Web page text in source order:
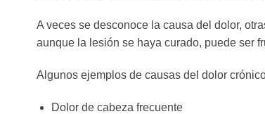
A veces se desconoce la causa del dolor,
aunque la lesión se haya curado, puede ser
Algunos ejemplos de causas del dolor
Dolor de cabeza frecuente